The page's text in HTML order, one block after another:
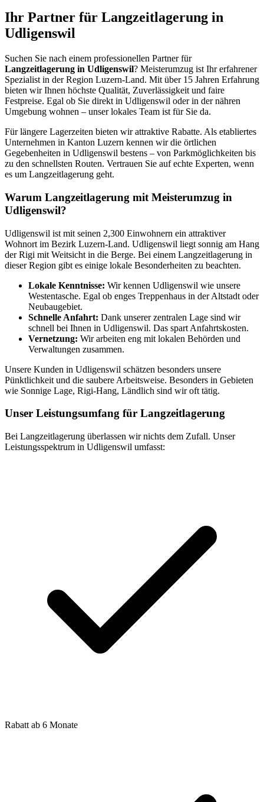
Ihr Partner für Langzeitlagerung in
Udligenswil
Suchen Sie nach einem professionellen Partner für
Langzeitlagerung in Udligenswil? Meisterumzug ist Ihr erfahrener
Spezialist in der Region Luzern-Land. Mit über 15 Jahren Erfahrung
bieten wir Ihnen höchste Qualität, Zuverlässigkeit und faire
Festpreise. Egal ob Sie direkt in Udligenswil oder in der nähren
Umgebung wohnen – unser lokales Team ist für Sie da.
Für längere Lagerzeiten bieten wir attraktive Rabatte. Als etabliertes
Unternehmen in Kanton Luzern kennen wir die örtlichen
Gegebenheiten in Udligenswil bestens – von Parkmöglichkeiten bis
zu den schnellsten Routen. Vertrauen Sie auf echte Experten, wenn
es um Langzeitlagerung geht.
Warum Langzeitlagerung mit Meisterumzug in
Udligenswil?
Udligenswil ist mit seinen 2,300 Einwohnern ein attraktiver
Wohnort im Bezirk Luzern-Land. Udligenswil liegt sonnig am Hang
der Rigi mit Weitsicht in die Berge. Bei einem Langzeitlagerung in
dieser Region gibt es einige lokale Besonderheiten zu beachten.
Lokale Kenntnisse: Wir kennen Udligenswil wie unsere
Westentasche. Egal ob enges Treppenhaus in der Altstadt oder
Neubaugebiet.
Schnelle Anfahrt: Dank unserer zentralen Lage sind wir
schnell bei Ihnen in Udligenswil. Das spart Anfahrtskosten.
Vernetzung: Wir arbeiten eng mit lokalen Behörden und
Verwaltungen zusammen.
Unsere Kunden in Udligenswil schätzen besonders unsere
Pünktlichkeit und die saubere Arbeitsweise. Besonders in Gebieten
wie Sonnige Lage, Rigi-Hang, Ländlich sind wir oft tätig.
Unser Leistungsumfang für Langzeitlagerung
Bei Langzeitlagerung überlassen wir nichts dem Zufall. Unser
Leistungsspektrum in Udligenswil umfasst:
Rabatt ab 6 Monate